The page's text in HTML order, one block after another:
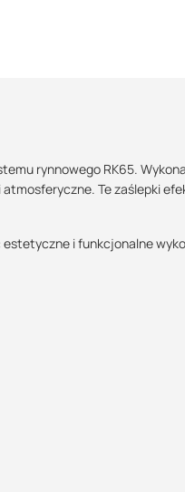
rynnowego RK65.
Te zaślepki
i funkcjonalne
Maszy pytania